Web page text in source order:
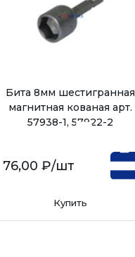
Бита 8мм шестигранная
магнитная кованая арт.
57938-1, 57922-2
76,00 ₽/шт
Купить